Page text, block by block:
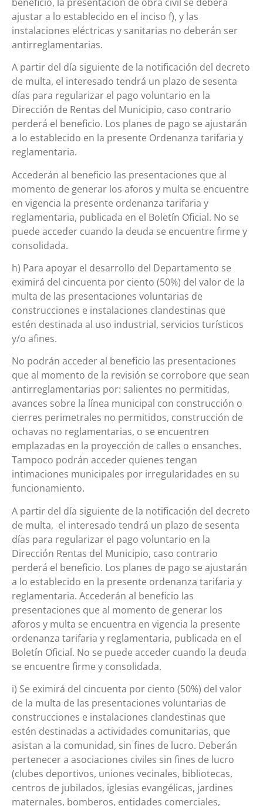
ajustar a lo establecido en el inciso f), y las
instalaciones eléctricas y sanitarias no deberán ser
antirreglamentarias.
A partir del día siguiente de la notificación del decreto
de multa, el interesado tendrá un plazo de sesenta
días para regularizar el pago voluntario en la
Dirección de Rentas del Municipio, caso contrario
perderá el beneficio. Los planes de pago se ajustarán
a lo establecido en la presente Ordenanza tarifaria y
reglamentaria.
Accederán al beneficio las presentaciones que al
momento de generar los aforos y multa se encuentre
en vigencia la presente ordenanza tarifaria y
reglamentaria, publicada en el Boletín Oficial. No se
puede acceder cuando la deuda se encuentre firme y
consolidada.
h) Para apoyar el desarrollo del Departamento se
eximirá del cincuenta por ciento (50%) del valor de la
multa de las presentaciones voluntarias de
construcciones e instalaciones clandestinas que
estén destinada al uso industrial, servicios turísticos
y/o afines.
No podrán acceder al beneficio las presentaciones
que al momento de la revisión se corrobore que sean
antirreglamentarias por: salientes no permitidas,
avances sobre la línea municipal con construcción o
cierres perimetrales no permitidos, construcción de
ochavas no reglamentarias, o se encuentren
emplazadas en la proyección de calles o ensanches.
Tampoco podrán acceder quienes tengan
intimaciones municipales por irregularidades en su
funcionamiento.
A partir del día siguiente de la notificación del decreto
de multa, el interesado tendrá un plazo de sesenta
días para regularizar el pago voluntario en la
Dirección Rentas del Municipio, caso contrario
perderá el beneficio. Los planes de pago se ajustarán
a lo establecido en la presente ordenanza tarifaria y
reglamentaria. Accederán al beneficio las
presentaciones que al momento de generar los
aforos y multa se encuentra en vigencia la presente
ordenanza tarifaria y reglamentaria, publicada en el
Boletín Oficial. No se puede acceder cuando la deuda
se encuentre firme y consolidada.
i) Se eximirá del cincuenta por ciento (50%) del valor
de la multa de las presentaciones voluntarias de
construcciones e instalaciones clandestinas que
estén destinadas a actividades comunitarias, que
asistan a la comunidad, sin fines de lucro. Deberán
pertenecer a asociaciones civiles sin fines de lucro
(clubes deportivos, uniones vecinales, bibliotecas,
centros de jubilados, iglesias evangélicas, jardines
maternales, bomberos, entidades comerciales,